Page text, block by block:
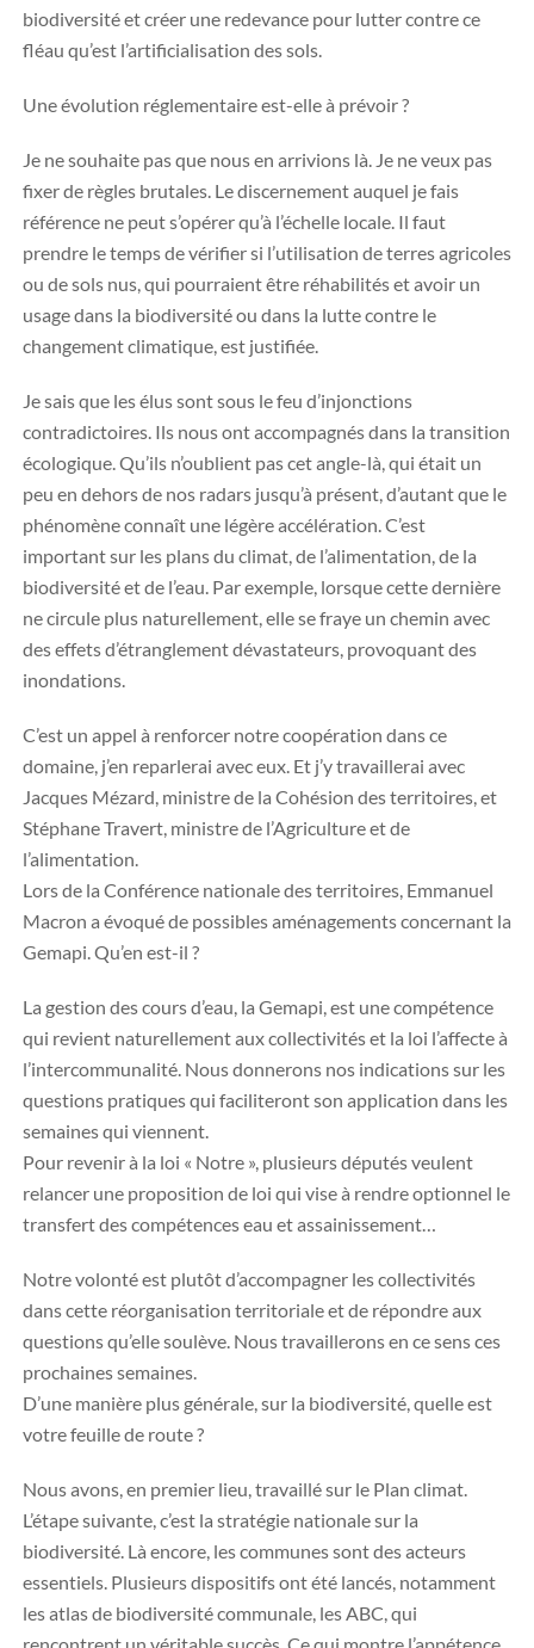
biodiversité et créer une redevance pour lutter contre ce
fléau qu’est l’artificialisation des sols.
Une évolution réglementaire est-elle à prévoir ?
Je ne souhaite pas que nous en arrivions là. Je ne veux pas
fixer de règles brutales. Le discernement auquel je fais
référence ne peut s’opérer qu’à l’échelle locale. Il faut
prendre le temps de vérifier si l’utilisation de terres agricoles
ou de sols nus, qui pourraient être réhabilités et avoir un
usage dans la biodiversité ou dans la lutte contre le
changement climatique, est justifiée.
Je sais que les élus sont sous le feu d’injonctions
contradictoires. Ils nous ont accompagnés dans la transition
écologique. Qu’ils n’oublient pas cet angle-là, qui était un
peu en dehors de nos radars jusqu’à présent, d’autant que le
phénomène connaît une légère accélération. C’est
important sur les plans du climat, de l’alimentation, de la
biodiversité et de l’eau. Par exemple, lorsque cette dernière
ne circule plus naturellement, elle se fraye un chemin avec
des effets d’étranglement dévastateurs, provoquant des
inondations.
C’est un appel à renforcer notre coopération dans ce
domaine, j’en reparlerai avec eux. Et j’y travaillerai avec
Jacques Mézard, ministre de la Cohésion des territoires, et
Stéphane Travert, ministre de l’Agriculture et de
l’alimentation.
Lors de la Conférence nationale des territoires, Emmanuel
Macron a évoqué de possibles aménagements concernant la
Gemapi. Qu’en est-il ?
La gestion des cours d’eau, la Gemapi, est une compétence
qui revient naturellement aux collectivités et la loi l’affecte à
l’intercommunalité. Nous donnerons nos indications sur les
questions pratiques qui faciliteront son application dans les
semaines qui viennent.
Pour revenir à la loi « Notre », plusieurs députés veulent
relancer une proposition de loi qui vise à rendre optionnel le
transfert des compétences eau et assainissement…
Notre volonté est plutôt d’accompagner les collectivités
dans cette réorganisation territoriale et de répondre aux
questions qu’elle soulève. Nous travaillerons en ce sens ces
prochaines semaines.
D’une manière plus générale, sur la biodiversité, quelle est
votre feuille de route ?
Nous avons, en premier lieu, travaillé sur le Plan climat.
L’étape suivante, c’est la stratégie nationale sur la
biodiversité. Là encore, les communes sont des acteurs
essentiels. Plusieurs dispositifs ont été lancés, notamment
les atlas de biodiversité communale, les ABC, qui